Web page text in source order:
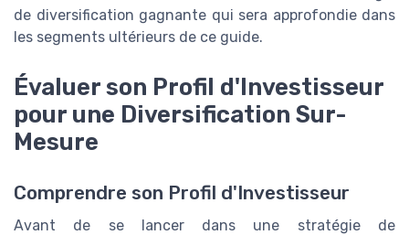
de diversification gagnante qui sera approfondie dans
les segments ultérieurs de ce guide.
Évaluer son Profil d'Investisseur
pour une Diversification Sur-
Mesure
Comprendre son Profil d'Investisseur
Avant de se lancer dans une stratégie de